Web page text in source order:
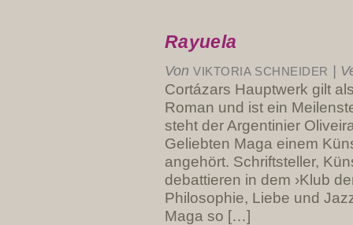
Rayuela
Von VIKTORIA SCHNEIDER
Cortázars Hauptwerk gilt
Roman und ist ein
steht der Argentinier
Geliebten Maga einem
angehört. Schriftsteller,
debattieren in dem ›Klub
Philosophie, Liebe und
Maga so […]